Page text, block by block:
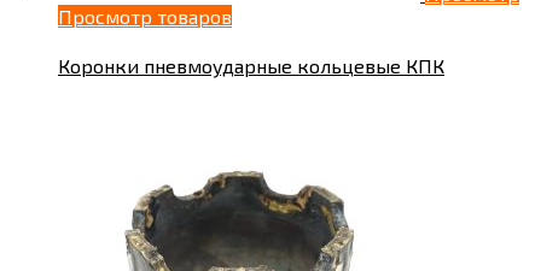
Просмотр товаров
Коронки пневмоударные кольцевые КПК